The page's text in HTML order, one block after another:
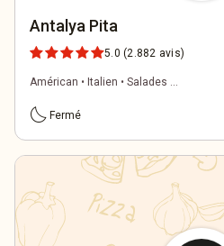
Antalya Pita
5.0 (2.882 avis)
Américan • Italien • Salades ...
bedtime Fermé